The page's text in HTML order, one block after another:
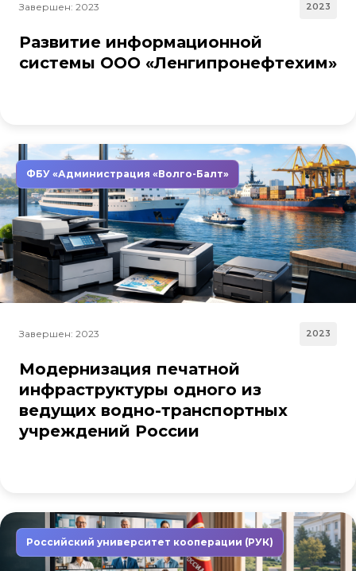
Завершен: 2023 2023
Развитие информационной
системы ООО «Ленгипронефтехим»
ФБУ «Администрация «Волго-Балт»
Завершен: 2023 2023
Модернизация печатной
инфраструктуры одного из
ведущих водно-транспортных
учреждений России
Российский университет кооперации (РУК)